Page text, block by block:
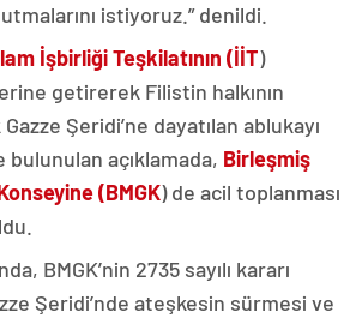
istiyoruz.” denildi.
İşbirliği Teşkilatının (İİT)
getirerek Filistin halkının
Şeridi’ne dayatılan ablukayı
bulunulan açıklamada, Birleşmiş
(BMGK) de acil toplanması
BMGK’nin 2735 sayılı kararı
Şeridi’nde ateşkesin sürmesi ve